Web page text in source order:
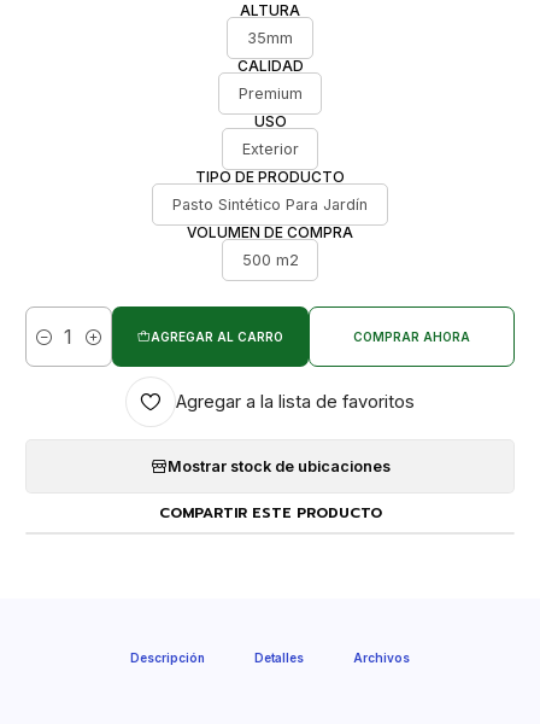
ALTURA
35mm
CALIDAD
Premium
USO
Exterior
TIPO DE PRODUCTO
Pasto Sintético Para Jardín
VOLUMEN DE COMPRA
500 m2
Cantidad
AGREGAR AL CARRO COMPRAR AHORA
Agregar a la lista de favoritos
Mostrar stock de ubicaciones
COMPARTIR ESTE PRODUCTO
Descripción Detalles Archivos